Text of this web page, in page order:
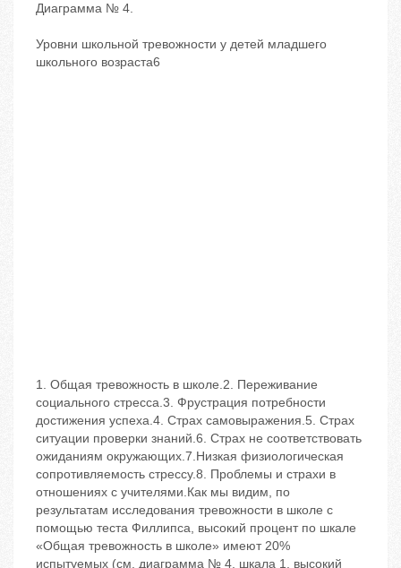
Диаграмма № 4.
Уровни школьной тревожности у детей младшего
школьного возраста6
1. Общая тревожность в школе.2. Переживание
социального стресса.3. Фрустрация потребности
достижения успеха.4. Страх самовыражения.5. Страх
ситуации проверки знаний.6. Страх не соответствовать
ожиданиям окружающих.7.Низкая физиологическая
сопротивляемость стрессу.8. Проблемы и страхи в
отношениях с учителями.Как мы видим, по
результатам исследования тревожности в школе с
помощью теста Филлипса, высокий процент по шкале
«Общая тревожность в школе» имеют 20%
испытуемых (см. диаграмма № 4, шкала 1, высокий